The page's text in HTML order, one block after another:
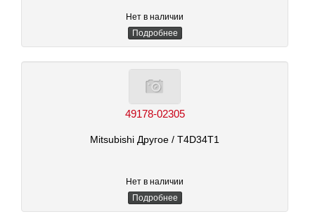
Нет в наличии
Подробнее
49178-02305
Mitsubishi Другое/ T4D34T1
Нет в наличии
Подробнее